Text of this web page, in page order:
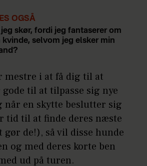
OGSÅ
jeg skør, fordi jeg fantaserer om
kvinde, selvom jeg elsker min
mestre i at få dig til at
til at tilpasse sig nye
når en skytte beslutter sig
tid til at finde deres næste
gør de!), så vil disse hunde
og med deres korte ben
ud på turen.